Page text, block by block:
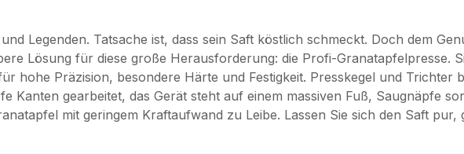
Legenden. Tatsache ist, dass sein Saft köstlich schmeckt. Doch dem
Lösung für diese große Herausforderung: die Profi-Granatapfelpresse.
hohe Präzision, besondere Härte und Festigkeit. Presskegel und Trichter
Kanten gearbeitet, das Gerät steht auf einem massiven Fuß, Saugnäpfe
mit geringem Kraftaufwand zu Leibe. Lassen Sie sich den Saft pur,